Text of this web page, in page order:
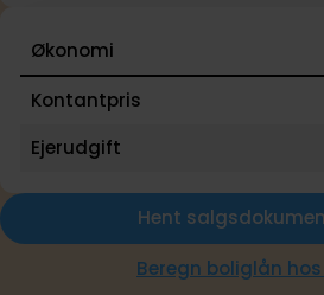
Økonomi
Kontantpris
Ejerudgift
Hent
Beregn boliglån